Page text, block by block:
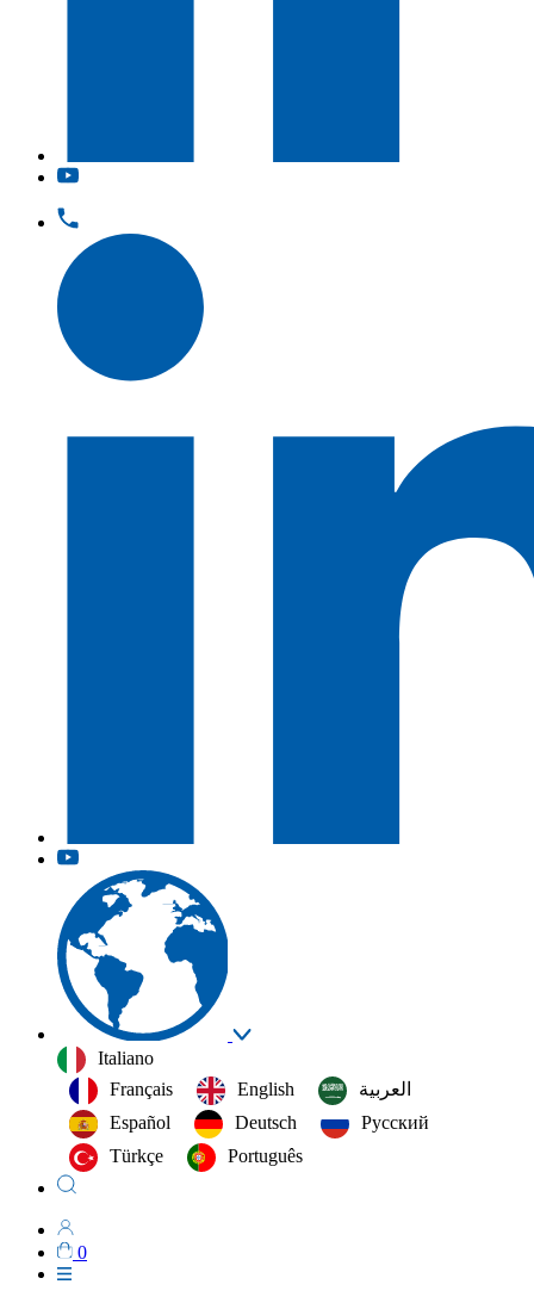
Italiano
Français
English
العربية‏
Español
Deutsch
Русский
Türkçe
Português
0